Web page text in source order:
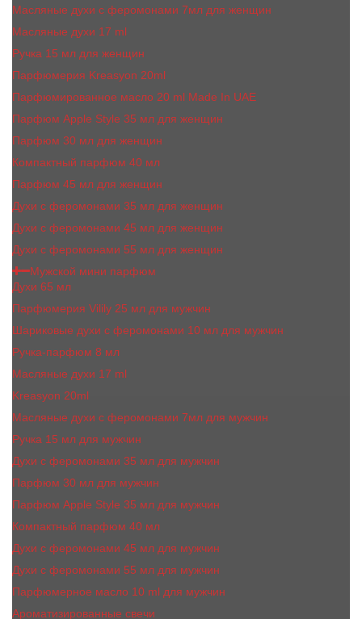
Масляные духи c феромонами 7мл для женщин
Масляные духи 17 ml
Ручка 15 мл для женщин
Парфюмерия Kreasyon 20ml
Парфюмированное масло 20 ml Made In UAE
Парфюм Apple Style 35 мл для женщин
Парфюм 30 мл для женщин
Компактный парфюм 40 мл
Парфюм 45 мл для женщин
Духи с феромонами 35 мл для женщин
Духи с феромонами 45 мл для женщин
Духи с феромонами 55 мл для женщин
Мужской мини парфюм
Духи 65 мл
Парфюмерия Vilily 25 мл для мужчин
Шариковые духи с феромонами 10 мл для мужчин
Ручка-парфюм 8 мл
Масляные духи 17 ml
Kreasyon 20ml
Масляные духи c феромонами 7мл для мужчин
Ручка 15 мл для мужчин
Духи с феромонами 35 мл для мужчин
Парфюм 30 мл для мужчин
Парфюм Apple Style 35 мл для мужчин
Компактный парфюм 40 мл
Духи с феромонами 45 мл для мужчин
Духи с феромонами 55 мл для мужчин
Парфюмерное масло 10 ml для мужчин
Ароматизированные свечи